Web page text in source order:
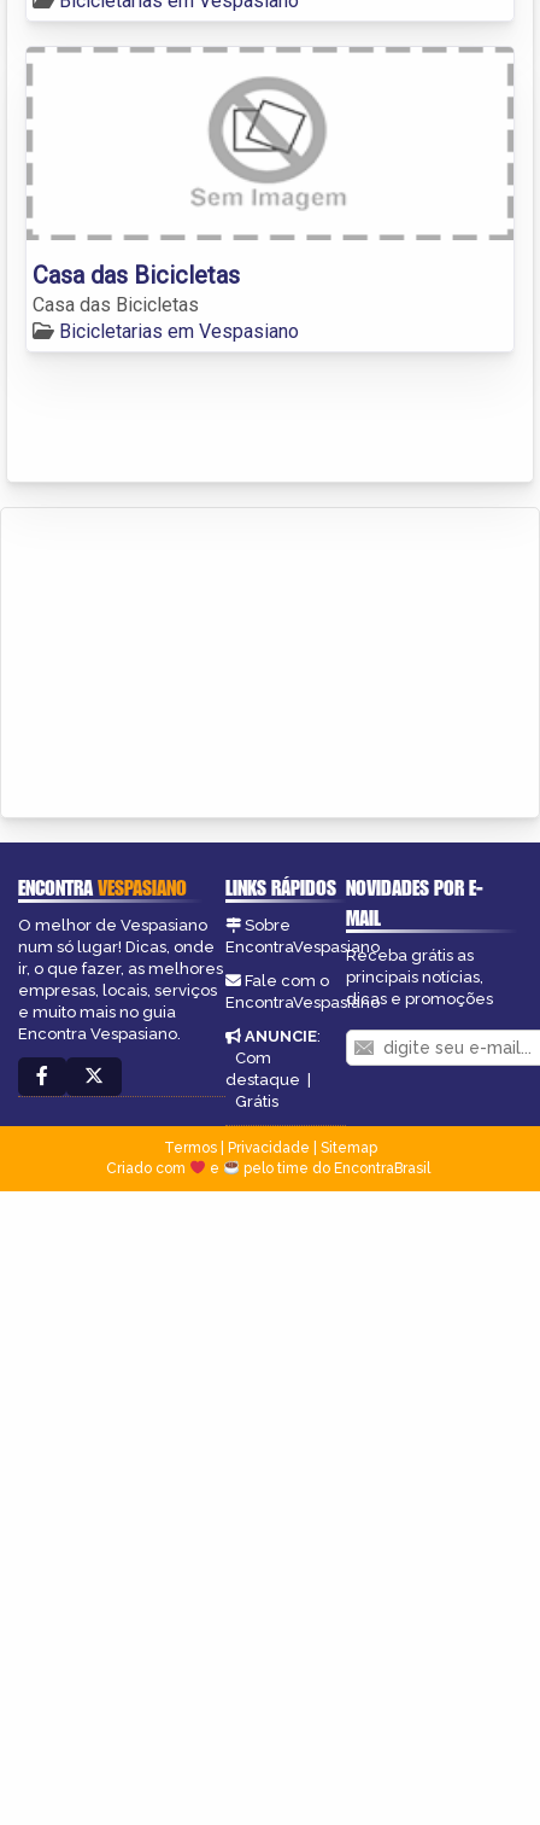
Casa das Bicicletas
Casa das Bicicletas
Bicicletarias em Vespasiano
ENCONTRAVESPASIANO
O melhor de Vespasiano
num só lugar! Dicas, onde
ir, o que fazer, as melhores
empresas, locais, serviços
e muito mais no guia
Encontra Vespasiano.
LINKS RÁPIDOS
Sobre
EncontraVespasiano
Fale com o
EncontraVespasiano
ANUNCIE:
Com
destaque |
Grátis
NOVIDADES POR E-
MAIL
Receba grátis as
principais notícias,
dicas e promoções
Termos| Privacidade
Sitemap
Criado com
e pelo time do EncontraBrasil